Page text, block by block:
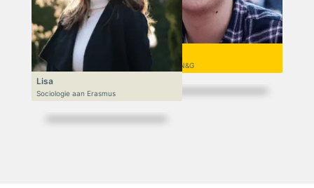
Niek
VWO 6, N&T/N&G
Lisa
Sociologie aan Erasmus